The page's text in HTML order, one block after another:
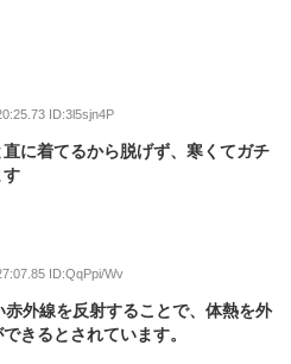
ID:3l5sjn4P
に着てるから脱げず、寒くてガチ
す
ID:QqPpi/Wv
外線を反射することで、体熱を外
きるとされています。